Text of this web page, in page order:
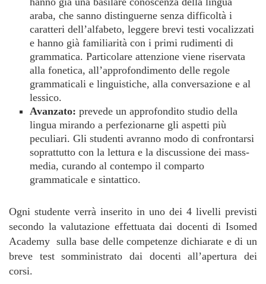
araba, che sanno distinguerne senza difficoltà i
caratteri dell’alfabeto, leggere brevi testi vocalizzati
e hanno già familiarità con i primi rudimenti di
grammatica. Particolare attenzione viene riservata
alla fonetica, all’approfondimento delle regole
grammaticali e linguistiche, alla conversazione e al
lessico.
Avanzato: prevede un approfondito studio della
lingua mirando a perfezionarne gli aspetti più
peculiari. Gli studenti avranno modo di confrontarsi
soprattutto con la lettura e la discussione dei mass-
media, curando al contempo il comparto
grammaticale e sintattico.
Ogni studente verrà inserito in uno dei 4 livelli previsti
secondo la valutazione effettuata dai docenti di Isomed
Academy sulla base delle competenze dichiarate e di un
breve test somministrato dai docenti all’apertura dei
corsi.